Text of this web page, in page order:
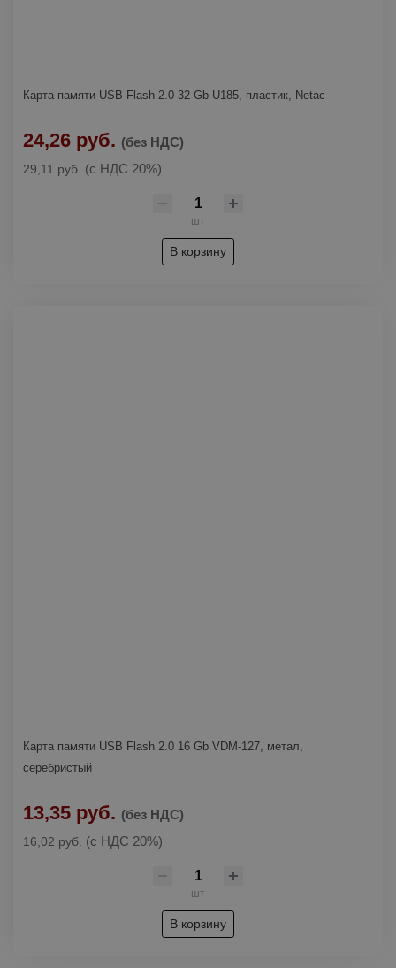
Карта памяти USB Flash 2.0 32 Gb U185, пластик, Netac
24,26 руб. (без НДС)
29,11 руб. (с НДС 20%)
шт
В корзину
Карта памяти USB Flash 2.0 16 Gb VDM-127, метал,
серебристый
13,35 руб. (без НДС)
16,02 руб. (с НДС 20%)
шт
В корзину